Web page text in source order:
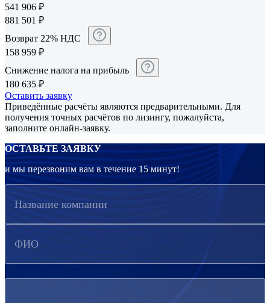
541 906 ₽
881 501 ₽
Возврат 22% НДС
158 959 ₽
Снижение налога на прибыль
180 635 ₽
Оставить заявку
Приведённые расчёты являются предварительными. Для
получения точных расчётов по лизингу, пожалуйста,
заполните онлайн-заявку.
ОСТАВЬТЕ ЗАЯВКУ
и мы перезвоним вам в течение 15 минут!
Название компании
ФИО